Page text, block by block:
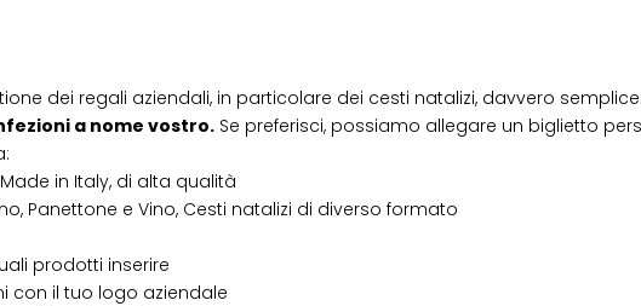
dei regali aziendali, in particolare dei cesti natalizi, davvero
a nome vostro. Se preferisci, possiamo allegare un biglietto
in Italy, di alta qualità
Panettone e Vino, Cesti natalizi di diverso formato
prodotti inserire
con il tuo logo aziendale